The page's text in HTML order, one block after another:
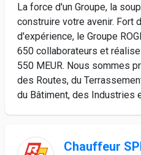
La force d'un Groupe, la
construire votre avenir. Fort
d'expérience, le Groupe
650 collaborateurs et
550 MEUR. Nous sommes
des Routes, du
du Bâtiment, des Industries
Chauffeur